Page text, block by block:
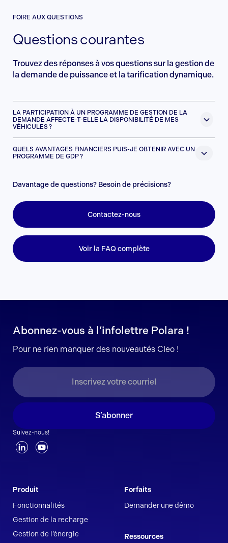
FOIRE AUX QUESTIONS
Questions courantes
Trouvez des réponses à vos questions sur la gestion de
la demande de puissance et la tarification dynamique.
LA PARTICIPATION À UN PROGRAMME DE GESTION DE LA
DEMANDE AFFECTE-T-ELLE LA DISPONIBILITÉ DE MES
VÉHICULES ?
QUELS AVANTAGES FINANCIERS PUIS-JE OBTENIR AVEC UN
PROGRAMME DE GDP ?
Davantage de questions? Besoin de précisions?
Contactez-nous
Voir la FAQ complète
Suivez-nous!
Abonnez-vous à l’infolettre Polara !
Pour ne rien manquer des nouveautés Cleo !
S’abonner
Produit
Fonctionnalités
Gestion de la recharge
Gestion de l’énergie
Forfaits
Demander une démo
Ressources